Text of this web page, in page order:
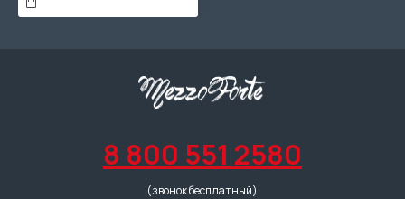
8 800 551 2580
(звонок бесплатный)